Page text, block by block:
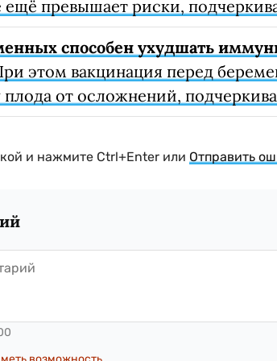
ещё превышает риски,
способен ухудшать
этом вакцинация перед
от осложнений,
и нажмите Ctrl+Enter или Отправить